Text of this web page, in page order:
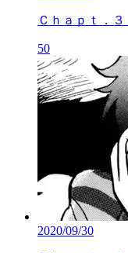
Ｃｈａｐｔ．
50
2020/09/30